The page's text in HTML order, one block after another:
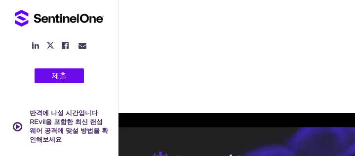
LinkedIn
Link
Twitter
Facebook
Link
제출
video:
반격에 나설 시간입니다
REvil을 포함한 최신 랜섬
웨어 공격에 맞설 방법을 확
인해보세요